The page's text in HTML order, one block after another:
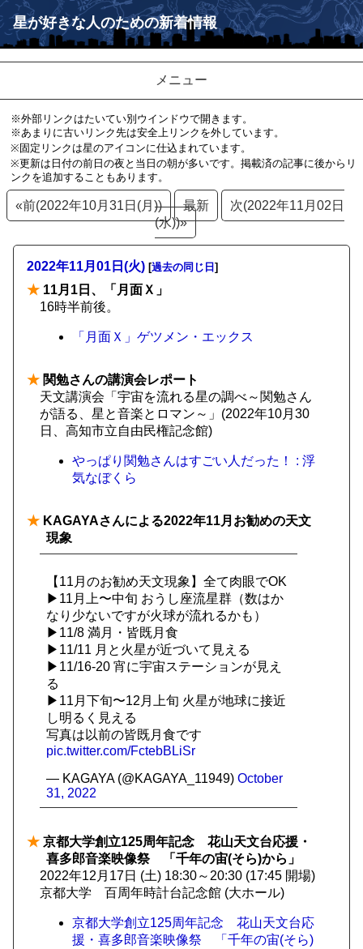
星が好きな人のための新着情報
メニュー
※外部リンクはたいてい別ウインドウで開きます。
※あまりに古いリンク先は安全上リンクを外しています。
※固定リンクは星のアイコンに仕込まれています。
※更新は日付の前日の夜と当日の朝が多いです。掲載済の記事に後からリ
ンクを追加することもあります。
«前(2022年10月31日(月)) 最新
次(2022年11月02日
(水))»
2022年11月01日(火) [過去の同じ日 ]
★ 11月1日、「月面Ｘ」
16時半前後。
「月面Ｘ」ゲツメン・エックス
★ 関勉さんの講演会レポート
天文講演会「宇宙を流れる星の調べ～関勉さん
が語る、星と音楽とロマン～」(2022年10月30
日、高知市立自由民権記念館)
やっぱり関勉さんはすごい人だった！ : 浮
気なぼくら
★ KAGAYAさんによる2022年11月お勧めの天文
現象
【11月のお勧め天文現象】全て肉眼でOK
▶11月上〜中旬 おうし座流星群（数はか
なり少ないですが火球が流れるかも）
▶11/8 満月・皆既月食
▶11/11 月と火星が近づいて見える
▶11/16-20 宵に宇宙ステーションが見え
る
▶11月下旬〜12月上旬 火星が地球に接近
し明るく見える
写真は以前の皆既月食です
pic.twitter.com/FctebBLiSr
— KAGAYA (@KAGAYA_11949) October
31, 2022
★ 京都大学創立125周年記念 花山天文台応援・
喜多郎音楽映像祭 「千年の宙(そら)から」
2022年12月17日 (土) 18:30～20:30 (17:45 開場)
京都大学 百周年時計台記念館 (大ホール)
京都大学創立125周年記念 花山天文台応
援・喜多郎音楽映像祭 「千年の宙(そら)